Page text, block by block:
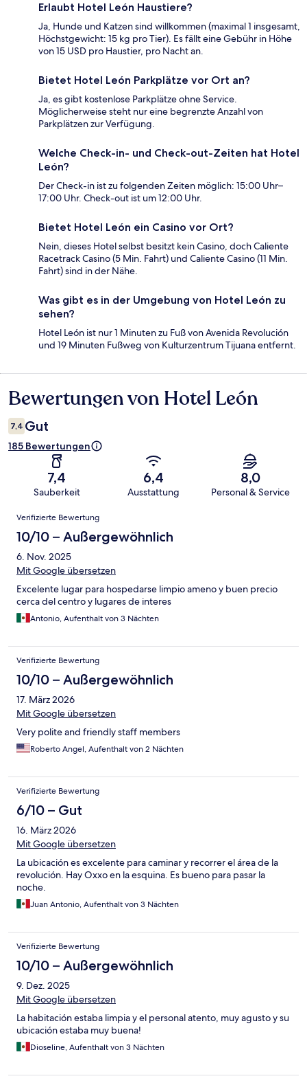
Erlaubt Hotel León Haustiere?
Ja, Hunde und Katzen sind willkommen (maximal 1 insgesamt,
Höchstgewicht: 15 kg pro Tier). Es fällt eine Gebühr in Höhe
von 15 USD pro Haustier, pro Nacht an.
Bietet Hotel León Parkplätze vor Ort an?
Ja, es gibt kostenlose Parkplätze ohne Service.
Möglicherweise steht nur eine begrenzte Anzahl von
Parkplätzen zur Verfügung.
Welche Check-in- und Check-out-Zeiten hat Hotel
León?
Der Check-in ist zu folgenden Zeiten möglich: 15:00 Uhr–
17:00 Uhr. Check-out ist um 12:00 Uhr.
Bietet Hotel León ein Casino vor Ort?
Nein, dieses Hotel selbst besitzt kein Casino, doch Caliente
Racetrack Casino (5 Min. Fahrt) und Caliente Casino (11 Min.
Fahrt) sind in der Nähe.
Was gibt es in der Umgebung von Hotel León zu
sehen?
Hotel León ist nur 1 Minuten zu Fuß von Avenida Revolución
und 19 Minuten Fußweg von Kulturzentrum Tijuana entfernt.
Bewertungen
Bewertungen von Hotel León
7,4 Gut
185 Bewertungen
7,4
Sauberkeit
6,4
Ausstattung
8,0
Personal & Service
Bewertungen
Verifizierte Bewertung
10/10 – Außergewöhnlich
6. Nov. 2025
Mit Google übersetzen
Excelente lugar para hospedarse limpio ameno y buen precio
cerca del centro y lugares de interes
Antonio, Aufenthalt von 3 Nächten
Verifizierte Bewertung
10/10 – Außergewöhnlich
17. März 2026
Mit Google übersetzen
Very polite and friendly staff members
Roberto Angel, Aufenthalt von 2 Nächten
Verifizierte Bewertung
6/10 – Gut
16. März 2026
Mit Google übersetzen
La ubicación es excelente para caminar y recorrer el área de la
revolución. Hay Oxxo en la esquina. Es bueno para pasar la
noche.
Juan Antonio, Aufenthalt von 3 Nächten
Verifizierte Bewertung
10/10 – Außergewöhnlich
9. Dez. 2025
Mit Google übersetzen
La habitación estaba limpia y el personal atento, muy agusto y su
ubicación estaba muy buena!
Dioseline, Aufenthalt von 3 Nächten